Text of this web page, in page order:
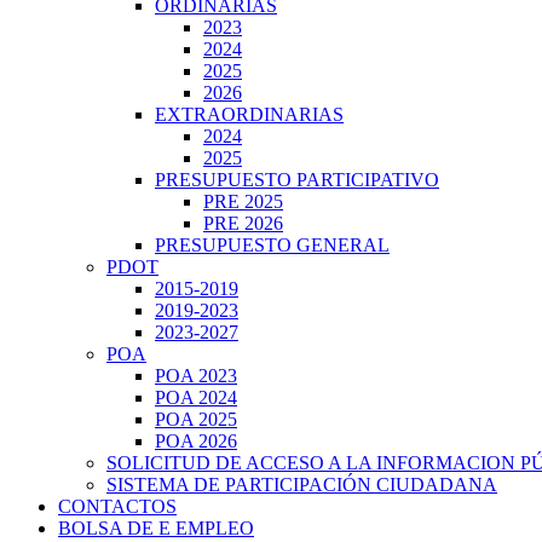
ORDINARIAS
2023
2024
2025
2026
EXTRAORDINARIAS
2024
2025
PRESUPUESTO PARTICIPATIVO
PRE 2025
PRE 2026
PRESUPUESTO GENERAL
PDOT
2015-2019
2019-2023
2023-2027
POA
POA 2023
POA 2024
POA 2025
POA 2026
SOLICITUD DE ACCESO A LA INFORMACION
SISTEMA DE PARTICIPACIÓN CIUDADANA
CONTACTOS
BOLSA DE E EMPLEO